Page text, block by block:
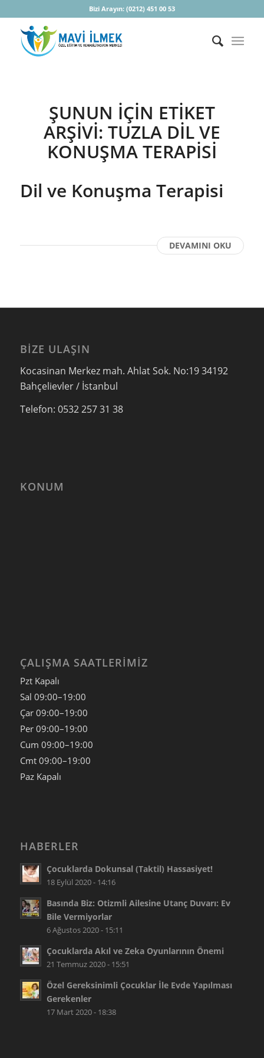
Bizi Arayın: (0212) 451 00 53
ŞUNUN IÇIN ETIKET
ARŞIVI: TUZLA DIL VE
KONUŞMA TERAPISI
Dil ve Konuşma Terapisi
DEVAMINI OKU
BIZE ULAŞIN
Kocasinan Merkez mah. Ahlat Sok. No:19 34192
Bahçelievler / İstanbul
Telefon: 0532 257 31 38
KONUM
ÇALIŞMA SAATLERIMIZ
Pzt Kapalı
Sal 09:00–19:00
Çar 09:00–19:00
Per 09:00–19:00
Cum 09:00–19:00
Cmt 09:00–19:00
Paz Kapalı
HABERLER
Çocuklarda Dokunsal (Taktil) Hassasiyet!
18 Eylül 2020 - 14:16
Basında Biz: Otizmli Ailesine Utanç Duvarı: Ev
Bile Vermiyorlar
6 Ağustos 2020 - 15:11
Çocuklarda Akıl ve Zeka Oyunlarının Önemi
21 Temmuz 2020 - 15:51
Özel Gereksinimli Çocuklar İle Evde Yapılması
Gerekenler
17 Mart 2020 - 18:38